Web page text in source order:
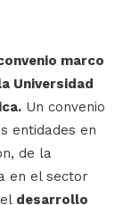
marco
Universidad
Un convenio
entidades en
de la
en el sector
desarrollo